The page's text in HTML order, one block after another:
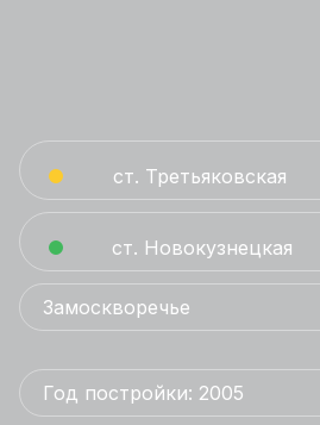
ст. Третьяковская
ст. Новокузнецкая
Замоскворечье
Год постройки: 2005